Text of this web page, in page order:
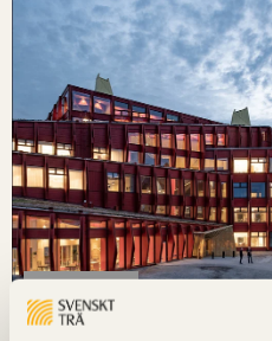
Landmärke med karaktär